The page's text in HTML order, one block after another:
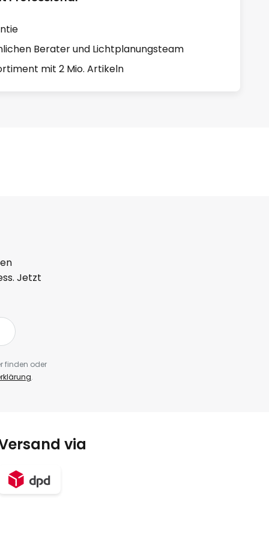
Berater und Lichtplanungsteam
mit 2 Mio. Artikeln
Jetzt
finden oder
.
via